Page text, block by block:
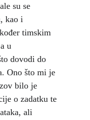
su se
kao i
timskim
u
dovodi do
Ono što mi je
bilo je
o zadatku te
ali